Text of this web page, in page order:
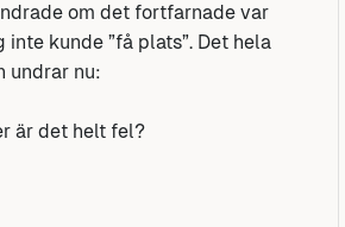
om det fortfarnade var
kunde ”få plats”. Det hela
undrar nu:
är det helt fel?